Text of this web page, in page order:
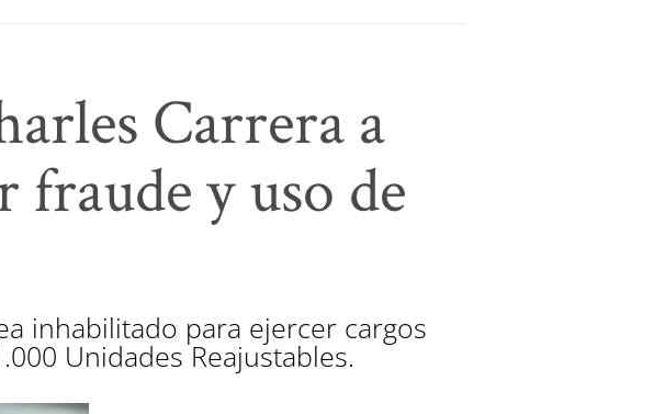
Carrera a
y uso de
inhabilitado para ejercer cargos
Unidades Reajustables.